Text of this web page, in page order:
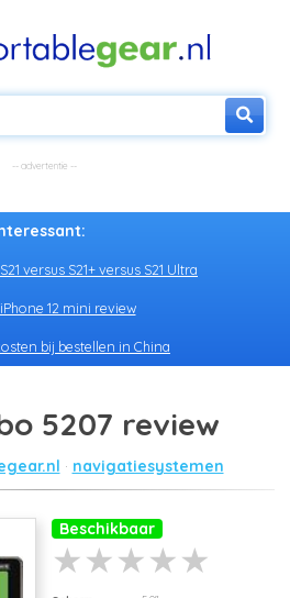
versus S21+ versus S21 Ultra
12 mini review
bij bestellen in China
5207 review
navigatiesystemen
Beschikbaar